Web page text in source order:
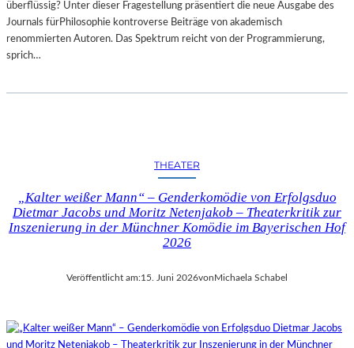
überflüssig? Unter dieser Fragestellung präsentiert die neue Ausgabe des
Journals fürPhilosophie kontroverse Beiträge von akademisch
renommierten Autoren. Das Spektrum reicht von der Programmierung,
sprich…
THEATER
„Kalter weißer Mann“ – Genderkomödie von Erfolgsduo
Dietmar Jacobs und Moritz Netenjakob – Theaterkritik zur
Inszenierung in der Münchner Komödie im Bayerischen Hof
2026
Veröffentlicht am:15. Juni 2026vonMichaela Schabel